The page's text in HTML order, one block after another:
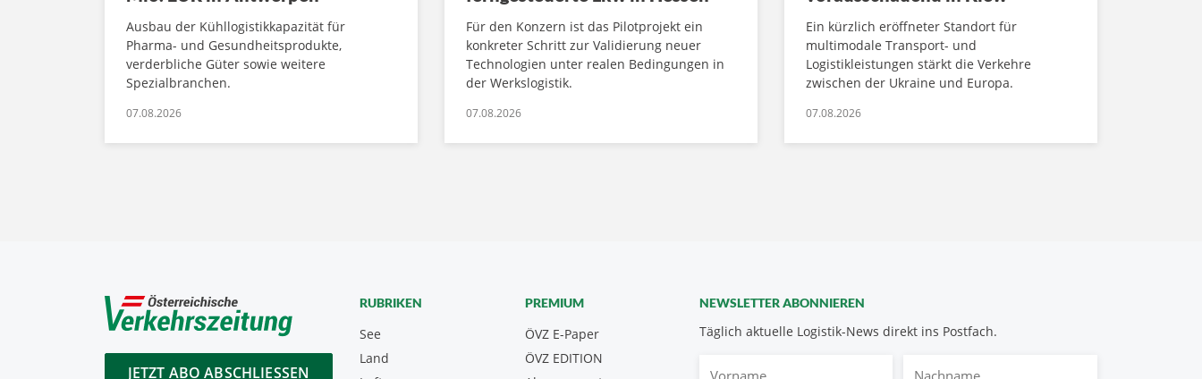
Ausbau der Kühllogistikkapazität für
Pharma- und Gesundheitsprodukte,
verderbliche Güter sowie weitere
Spezialbranchen.
07.08.2026
Für den Konzern ist das Pilotprojekt ein
konkreter Schritt zur Validierung neuer
Technologien unter realen Bedingungen in
der Werkslogistik.
07.08.2026
Ein kürzlich eröffneter Standort für
multimodale Transport- und
Logistikleistungen stärkt die Verkehre
zwischen der Ukraine und Europa.
07.08.2026
JETZT ABO ABSCHLIESSEN
NEWSLETTER ABONNIEREN
Täglich aktuelle Logistik-News direkt ins Postfach.
RUBRIKEN
See
Land
PREMIUM
ÖVZ E-Paper
ÖVZ EDITION